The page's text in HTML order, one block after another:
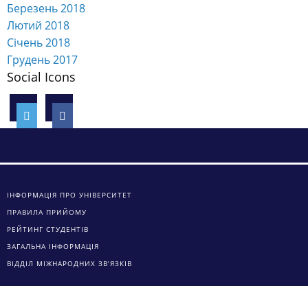
Березень 2018
Лютий 2018
Січень 2018
Грудень 2017
Social Icons
ІНФОРМАЦІЯ ПРО УНІВЕРСИТЕТ
ПРАВИЛА ПРИЙОМУ
РЕЙТИНГ СТУДЕНТІВ
ЗАГАЛЬНА ІНФОРМАЦІЯ
ВІДДІЛ МІЖНАРОДНИХ ЗВ’ЯЗКІВ